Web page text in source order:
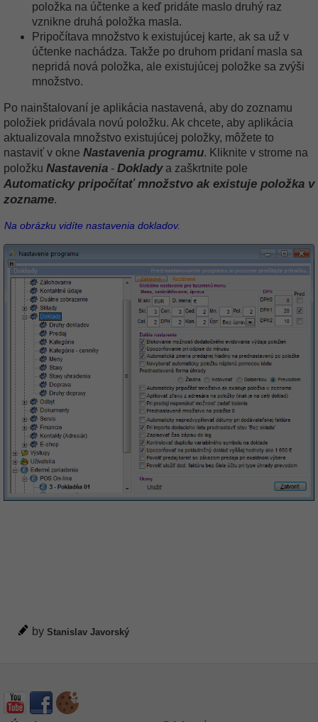
položka na účtenke a keď pridáte maslo druhý raz
vznikne druhá položka masla.
Pripočítava množstvo k existujúcej karte, ak sa už v
účtenke nachádza. Takže po druhom pridaní masla sa
nepridá nová položka, ale existujúcej položke sa zvýši
množstvo.
Po nainštalovaní je aplikácia nastavená, aby do zoznamu
položiek pridávala novú položku. Ak chcete, aby aplikácia
aktualizovala množstvo existujúcej položky, môžete to
nastaviť v okne Nastavenia programu. Kliknite v strome na
položku Nastavenia - Dokladya zaškrtnite pole
Automaticky pripočítať množstvo ak existuje položka v
zozname.
Na obrázku vidíte nastavenia dokladov.
by Stanislav Javorský